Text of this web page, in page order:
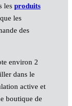
les produits
les
des
environ 2
dans le
active et
boutique de